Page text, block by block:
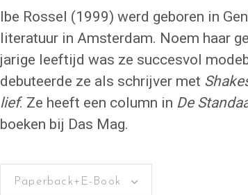
Ibe Rossel (1999) werd geboren in
literatuur in Amsterdam. Noem haar
jarige leeftijd was ze succesvol
debuteerde ze als schrijver met
lief. Ze heeft een column in De
boeken bij Das Mag.
Paperback+E-Book